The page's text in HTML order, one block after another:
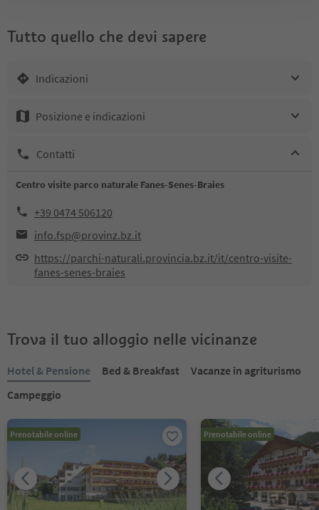
Tutto quello che devi sapere
Indicazioni
Posizione e indicazioni
Contatti
Centro visite parco naturale Fanes-Senes-Braies
+39 0474 506120
info.fsp@provinz.bz.it
https://parchi-naturali.provincia.bz.it/it/centro-visite-
fanes-senes-braies
Trova il tuo alloggio nelle vicinanze
Hotel & Pensione Bed & Breakfast
Vacanze in agriturismo
Campeggio
Prenotabile online Prenotabile online